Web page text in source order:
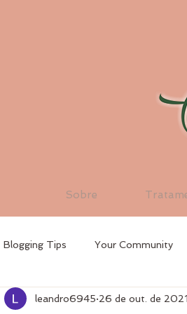
Sobre
Blogging Tips Your Community
leandro6945 26 de out. de 2021